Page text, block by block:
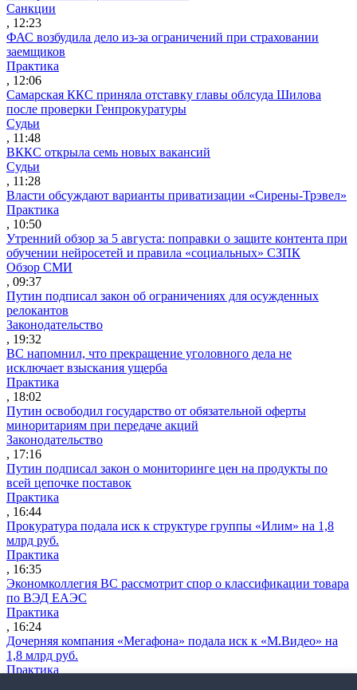
Санкции
, 12:23
ФАС возбудила дело из-за ограничений при страховании
заемщиков
Практика
, 12:06
Самарская ККС приняла отставку главы облсуда Шилова
после проверки Генпрокуратуры
Судьи
, 11:48
ВККС открыла семь новых вакансий
Судьи
, 11:28
Власти обсуждают варианты приватизации «Сирены-Трэвел»
Практика
, 10:50
Утренний обзор за 5 августа: поправки о защите контента при
обучении нейросетей и правила «социальных» СЗПК
Обзор СМИ
, 09:37
Путин подписал закон об ограничениях для осужденных
релокантов
Законодательство
, 19:32
ВС напомнил, что прекращение уголовного дела не
исключает взыскания ущерба
Практика
, 18:02
Путин освободил государство от обязательной оферты
миноритариям при передаче акций
Законодательство
, 17:16
Путин подписал закон о мониторинге цен на продукты по
всей цепочке поставок
Практика
, 16:44
Прокуратура подала иск к структуре группы «Илим» на 1,8
млрд руб.
Практика
, 16:35
Экономколлегия ВС рассмотрит спор о классификации товара
по ВЭД ЕАЭС
Практика
, 16:24
Дочерняя компания «Мегафона» подала иск к «М.Видео» на
1,8 млрд руб.
Практика